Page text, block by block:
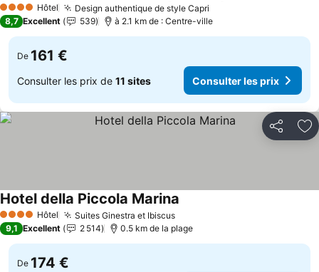
4 Étoiles Hôtel Design authentique de style Capri
8,7 Excellent 539 à 2.1 km de : Centre-ville
De 161 €
Consulter les prix de 11 sites Consulter les prix
Partager
4 Étoiles Hôtel Suites Ginestra et Ibiscus
Hotel della Piccola Marina
9,1 Excellent 2 514 0.5 km de la plage
De 174 €